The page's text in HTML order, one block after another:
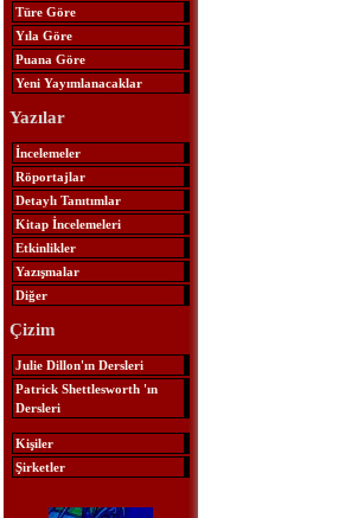
Türe Göre
Yıla Göre
Puana Göre
Yeni Yayımlanacaklar
Yazılar
İncelemeler
Röportajlar
Detaylı Tanıtımlar
Kitap İncelemeleri
Etkinlikler
Yazışmalar
Diğer
Çizim
Julie Dillon'ın Dersleri
Patrick Shettlesworth 'ın
Dersleri
Kişiler
Şirketler